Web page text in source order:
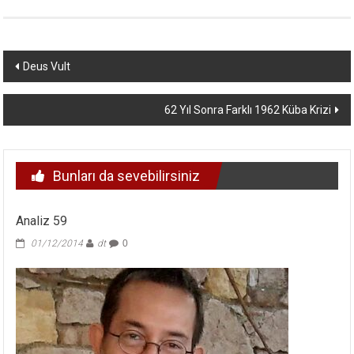
Yazı
dolaşımı
Deus Vult
62 Yıl Sonra Farklı 1962 Küba Krizi
Bunları da sevebilirsiniz
Analiz 59
01/12/2014 dt 0